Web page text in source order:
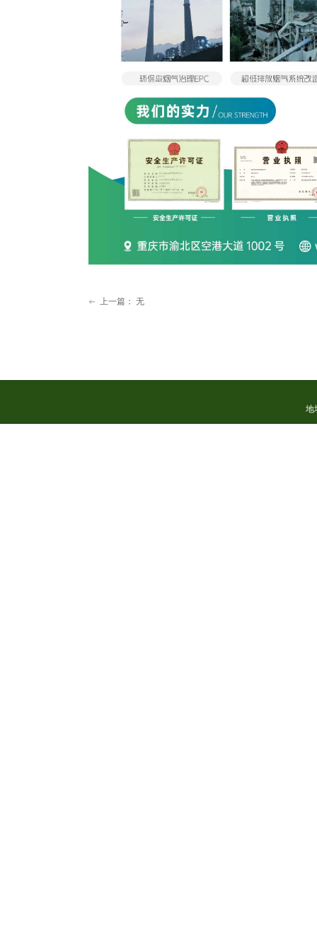
ꂃ 上一篇： 无
地